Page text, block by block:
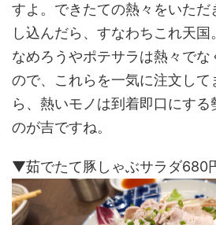
すよ。できたての熱々をいた
し込んだら、すなわちこれ天国。
なめろうやポテサラは熱々で
ので、これらを一気に注文し
ら、熱いモノは到着即口にす
のが吉ですね。
▼茹でたて豚しゃぶサラダ680